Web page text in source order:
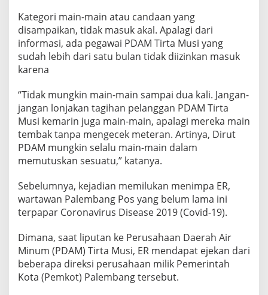
Kategori main-main atau candaan yang
disampaikan, tidak masuk akal. Apalagi dari
informasi, ada pegawai PDAM Tirta Musi yang
sudah lebih dari satu bulan tidak diizinkan masuk
karena
“Tidak mungkin main-main sampai dua kali. Jangan-
jangan lonjakan tagihan pelanggan PDAM Tirta
Musi kemarin juga main-main, apalagi mereka main
tembak tanpa mengecek meteran. Artinya, Dirut
PDAM mungkin selalu main-main dalam
memutuskan sesuatu,” katanya.
Sebelumnya, kejadian memilukan menimpa ER,
wartawan Palembang Pos yang belum lama ini
terpapar Coronavirus Disease 2019 (Covid-19).
Dimana, saat liputan ke Perusahaan Daerah Air
Minum (PDAM) Tirta Musi, ER mendapat ejekan dari
beberapa direksi perusahaan milik Pemerintah
Kota (Pemkot) Palembang tersebut.